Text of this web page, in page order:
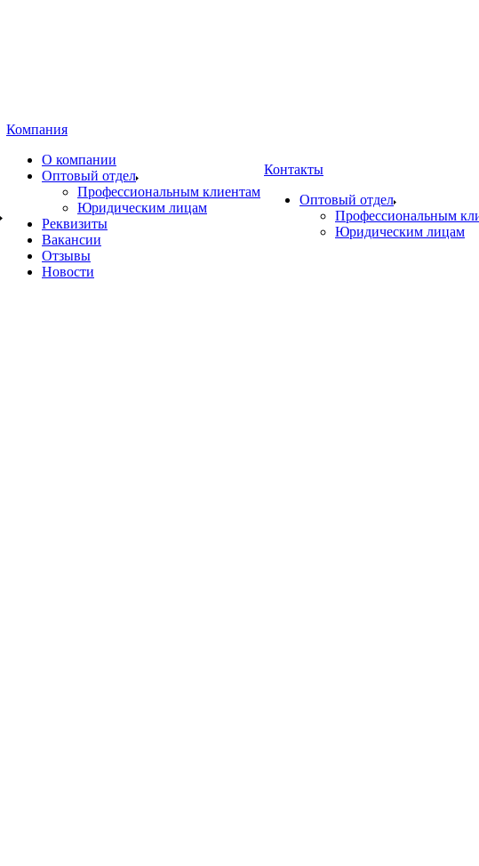
Компания
О компании
Оптовый отдел
Профессиональным клиентам
Юридическим лицам
Реквизиты
Вакансии
Отзывы
Новости
Контакты
Оптовый отдел
Профессиональным
Юридическим лицам